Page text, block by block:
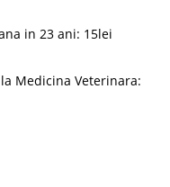
in 23 ani: 15lei
Medicina Veterinara: